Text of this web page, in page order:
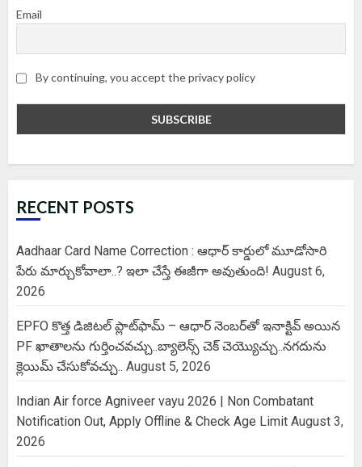
Email
By continuing, you accept the privacy policy
RECENT POSTS
Aadhaar Card Name Correction : ఆధార్ కార్డులో మూడోసారి
పేరు మార్చుకోవాలా..? ఇలా చేస్తే ఈజీగా అవుతుంది! August 6,
2026
EPFO కొత్త డిజిటల్ ప్లాట్‌ఫామ్‌ – ఆధార్ నెంబర్‌తో ఇనాక్టివ్ అయిన
PF ఖాతాలను గుర్తించవచ్చు..బ్యాలెన్స్ చెక్ చెయ్యొచ్చు..నగదును
క్లెయిమ్ చేసుకోవచ్చు.. August 5, 2026
Indian Air force Agniveer vayu 2026 | Non Combatant
Notification Out, Apply Offline & Check Age Limit August 3,
2026